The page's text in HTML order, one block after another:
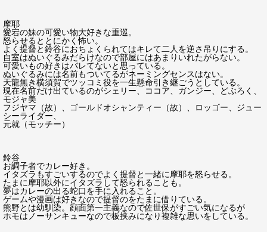
摩耶
愛宕の妹の可愛い物大好きな重巡。
怒らせるととにかく怖い。
よく提督と鈴谷におちょくられてはキレて二人を逆さ吊りにする。
自室はぬいぐるみだらけなので部屋にはあまりいれたがらない。
可愛いもの好きはバレてないと思っている。
ぬいぐるみには名前もついてるがネーミングセンスはない。
天龍無き横須賀でツッコミ役を一生懸命引き継ごうとしている。
現在名前だけ出ているのがシェリー、ココア、ガンジー、どぶろく、
モジャ美
フジヤマ（故）、ゴールドオシャンティー（故）、ロッゴー、ジュー
シーライダー、
元就（モッチー）
鈴谷
お調子者でカレー好き。
イタズラもすごいするのでよく提督と一緒に摩耶を怒らせる。
たまに摩耶以外にイタズラして怒られることも。
夢はカレーの出る蛇口を手に入れること。
ゲームや漫画は好きなので提督のをたまに借りている。
熊野とは幼馴染。顔面第一主義なので佐世保がすごい気になるが
ホモはノーサンキューなので板挟みになり複雑な思いをしている。